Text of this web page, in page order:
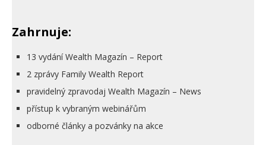
Zahrnuje:
13 vydání Wealth Magazín – Report
2 zprávy Family Wealth Report
pravidelný zpravodaj Wealth Magazín – News
přístup k vybraným webinářům
odborné články a pozvánky na akce